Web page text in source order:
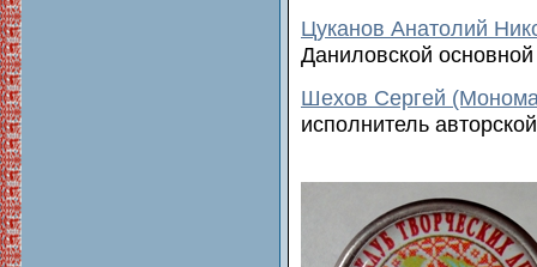
Цуканов Анатолий
Даниловской
Шехов Сергей
исполнитель